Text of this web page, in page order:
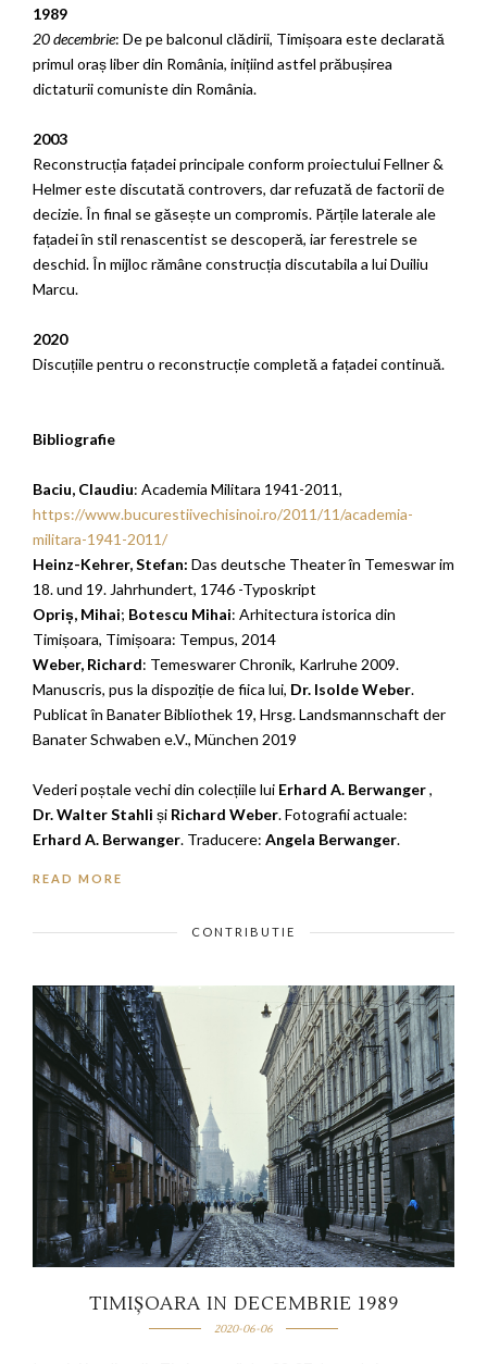
1989
20 decembrie: De pe balconul clădirii, Timișoara este declarată
primul oraș liber din România, inițiind astfel prăbușirea
dictaturii comuniste din România.
2003
Reconstrucția fațadei principale conform proiectului Fellner &
Helmer este discutată controvers, dar refuzată de factorii de
decizie. În final se găsește un compromis. Părțile laterale ale
fațadei în stil renascentist se descoperă, iar ferestrele se
deschid. În mijloc rămâne construcția discutabila a lui Duiliu
Marcu.
2020
Discuțiile pentru o reconstrucție completă a fațadei continuă.
Bibliografie
Baciu, Claudiu: Academia Militara 1941-2011,
https://www.bucurestiivechisinoi.ro/2011/11/academia-
militara-1941-2011/
Heinz-Kehrer, Stefan: Das deutsche Theater în Temeswar im
18. und 19. Jahrhundert, 1746 -Typoskript
Opriș, Mihai; Botescu Mihai: Arhitectura istorica din
Timișoara, Timișoara: Tempus, 2014
Weber, Richard: Temeswarer Chronik, Karlruhe 2009.
Manuscris, pus la dispoziție de fiica lui, Dr. Isolde Weber.
Publicat în Banater Bibliothek 19, Hrsg. Landsmannschaft der
Banater Schwaben e.V., München 2019
Vederi poștale vechi din colecțiile lui Erhard A. Berwanger,
Dr. Walter Stahli și Richard Weber. Fotografii actuale:
Erhard A. Berwanger. Traducere: Angela Berwanger.
READ MORE
CONTRIBUTIE
TIMIȘOARA IN DECEMBRIE 1989
2020-06-06